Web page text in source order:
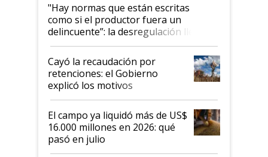
"Hay normas que están escritas
como si el productor fuera un
delincuente”: la desregulación llegó
al Congreso Aapresid y hasta se
habló del financiamiento al IPCVA
Cayó la recaudación por
retenciones: el Gobierno
explicó los motivos
El campo ya liquidó más de US$
16.000 millones en 2026: qué
pasó en julio